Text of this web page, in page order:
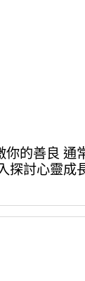
你的善良 通
探討心靈成